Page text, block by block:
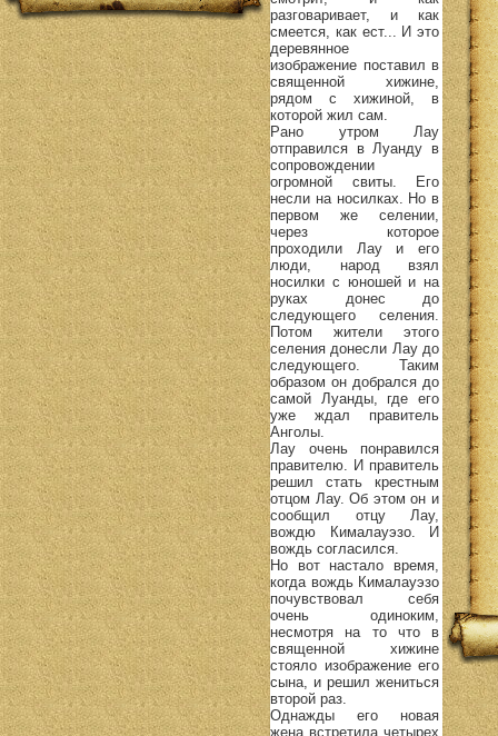
разговаривает, и как
смеется, как ест... И это
деревянное
изображение поставил в
священной хижине,
рядом с хижиной, в
которой жил сам.
Рано утром Лау
отправился в Луанду в
сопровождении
огромной свиты. Его
несли на носилках. Но в
первом же селении,
через которое
проходили Лау и его
люди, народ взял
носилки с юношей и на
руках донес до
следующего селения.
Потом жители этого
селения донесли Лау до
следующего. Таким
образом он добрался до
самой Луанды, где его
уже ждал правитель
Анголы.
Лау очень понравился
правителю. И правитель
решил стать крестным
отцом Лау. Об этом он и
сообщил отцу Лау,
вождю Кималауэзо. И
вождь согласился.
Но вот настало время,
когда вождь Кималауэзо
почувствовал себя
очень одиноким,
несмотря на то что в
священной хижине
стояло изображение его
сына, и решил жениться
второй раз.
Однажды его новая
жена встретила четырех